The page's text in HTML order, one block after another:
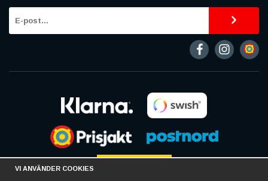
VI ANVÄNDER COOKIES